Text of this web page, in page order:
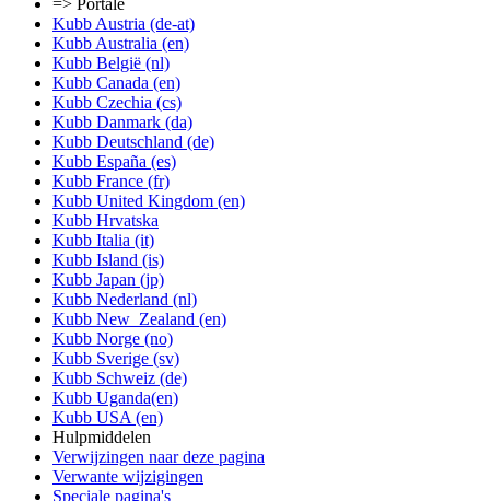
=> Portale
Kubb Austria (de-at)
Kubb Australia (en)
Kubb België (nl)
Kubb Canada (en)
Kubb Czechia (cs)
Kubb Danmark (da)
Kubb Deutschland (de)
Kubb España (es)
Kubb France (fr)
Kubb United Kingdom (en)
Kubb Hrvatska
Kubb Italia (it)
Kubb Island (is)
Kubb Japan (jp)
Kubb Nederland (nl)
Kubb New_Zealand (en)
Kubb Norge (no)
Kubb Sverige (sv)
Kubb Schweiz (de)
Kubb Uganda(en)
Kubb USA (en)
Hulpmiddelen
Verwijzingen naar deze pagina
Verwante wijzigingen
Speciale pagina's